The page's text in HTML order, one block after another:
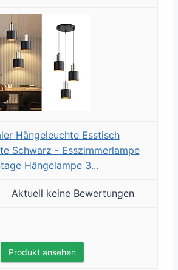
Hängeleuchte Esstisch
Schwarz - Esszimmerlampe
Hängelampe 3...
Aktuell keine Bewertungen
Produkt ansehen